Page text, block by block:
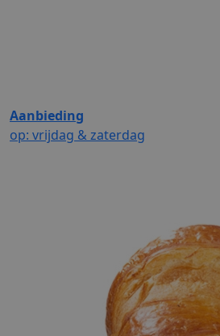
Aanbieding
op: vrijdag & zaterdag